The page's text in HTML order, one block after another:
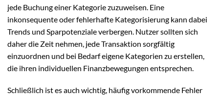
jede Buchung einer Kategorie zuzuweisen. Eine
inkonsequente oder fehlerhafte Kategorisierung kann dabei
Trends und Sparpotenziale verbergen. Nutzer sollten sich
daher die Zeit nehmen, jede Transaktion sorgfältig
einzuordnen und bei Bedarf eigene Kategorien zu erstellen,
die ihren individuellen Finanzbewegungen entsprechen.
Schließlich ist es auch wichtig, häufig vorkommende Fehler